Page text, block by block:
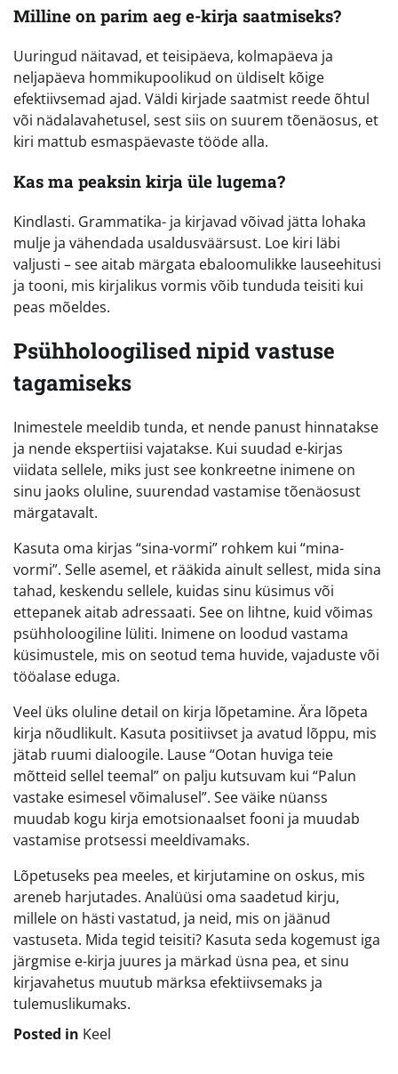
Milline on parim aeg e-kirja saatmiseks?
Uuringud näitavad, et teisipäeva, kolmapäeva ja
neljapäeva hommikupoolikud on üldiselt kõige
efektiivsemad ajad. Väldi kirjade saatmist reede õhtul
või nädalavahetusel, sest siis on suurem tõenäosus, et
kiri mattub esmaspäevaste tööde alla.
Kas ma peaksin kirja üle lugema?
Kindlasti. Grammatika- ja kirjavad võivad jätta lohaka
mulje ja vähendada usaldusväärsust. Loe kiri läbi
valjusti – see aitab märgata ebaloomulikke lauseehitusi
ja tooni, mis kirjalikus vormis võib tunduda teisiti kui
peas mõeldes.
Psühholoogilised nipid vastuse
tagamiseks
Inimestele meeldib tunda, et nende panust hinnatakse
ja nende ekspertiisi vajatakse. Kui suudad e-kirjas
viidata sellele, miks just see konkreetne inimene on
sinu jaoks oluline, suurendad vastamise tõenäosust
märgatavalt.
Kasuta oma kirjas “sina-vormi” rohkem kui “mina-
vormi”. Selle asemel, et rääkida ainult sellest, mida sina
tahad, keskendu sellele, kuidas sinu küsimus või
ettepanek aitab adressaati. See on lihtne, kuid võimas
psühholoogiline lüliti. Inimene on loodud vastama
küsimustele, mis on seotud tema huvide, vajaduste või
tööalase eduga.
Veel üks oluline detail on kirja lõpetamine. Ära lõpeta
kirja nõudlikult. Kasuta positiivset ja avatud lõppu, mis
jätab ruumi dialoogile. Lause “Ootan huviga teie
mõtteid sellel teemal” on palju kutsuvam kui “Palun
vastake esimesel võimalusel”. See väike nüanss
muudab kogu kirja emotsionaalset fooni ja muudab
vastamise protsessi meeldivamaks.
Lõpetuseks pea meeles, et kirjutamine on oskus, mis
areneb harjutades. Analüüsi oma saadetud kirju,
millele on hästi vastatud, ja neid, mis on jäänud
vastuseta. Mida tegid teisiti? Kasuta seda kogemust iga
järgmise e-kirja juures ja märkad üsna pea, et sinu
kirjavahetus muutub märksa efektiivsemaks ja
tulemuslikumaks.
Posted in Keel